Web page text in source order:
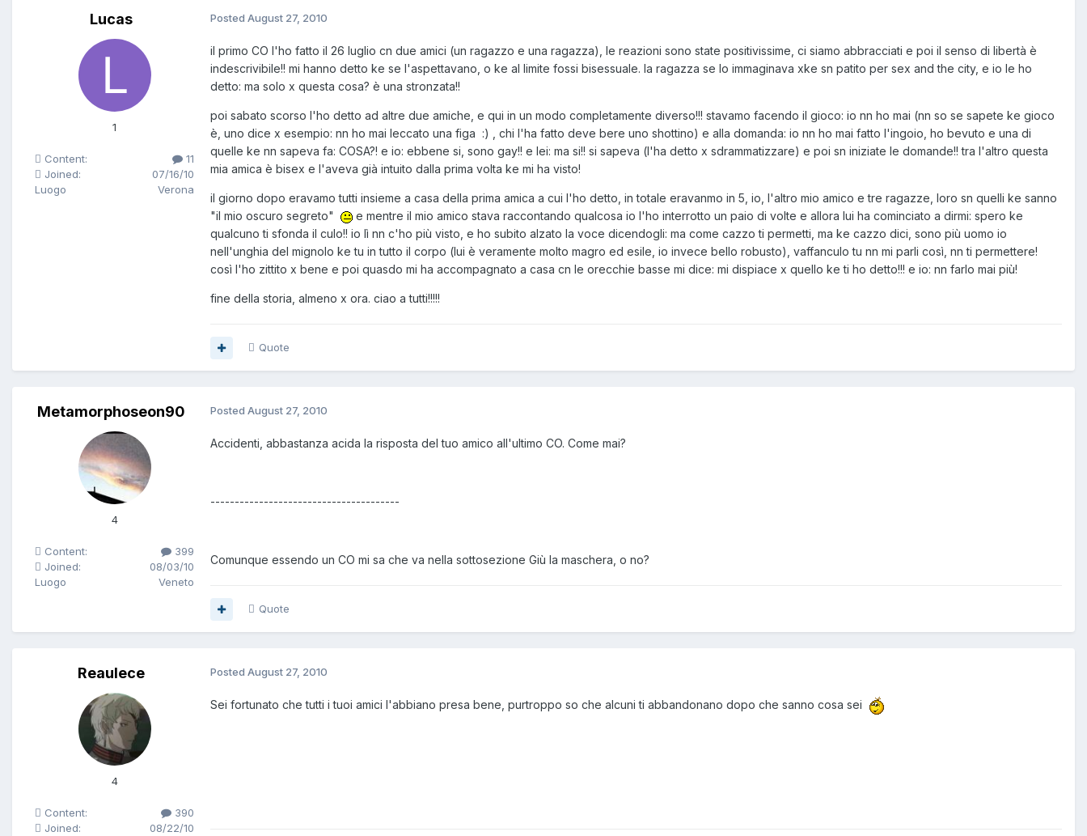
Lucas
1
Content:
11
Joined:
07/16/10
Luogo
Verona
Posted August 27, 2010
il primo CO l'ho fatto il 26 luglio cn due amici (un ragazzo e una ragazza), le reazioni sono state positivissime, ci siamo abbracciati e poi il senso di libertà è
indescrivibile!! mi hanno detto ke se l'aspettavano, o ke al limite fossi bisessuale. la ragazza se lo immaginava xke sn patito per sex and the city, e io le ho
detto: ma solo x questa cosa? è una stronzata!!
poi sabato scorso l'ho detto ad altre due amiche, e qui in un modo completamente diverso!!! stavamo facendo il gioco: io nn ho mai (nn so se sapete ke gioco
è, uno dice x esempio: nn ho mai leccato una figa :) , chi l'ha fatto deve bere uno shottino) e alla domanda: io nn ho mai fatto l'ingoio, ho bevuto e una di
quelle ke nn sapeva fa: COSA?! e io: ebbene si, sono gay!! e lei: ma si!! si sapeva (l'ha detto x sdrammatizzare) e poi sn iniziate le domande!! tra l'altro questa
mia amica è bisex e l'aveva già intuito dalla prima volta ke mi ha visto!
il giorno dopo eravamo tutti insieme a casa della prima amica a cui l'ho detto, in totale eravanmo in 5, io, l'altro mio amico e tre ragazze, loro sn quelli ke sanno
"il mio oscuro segreto"
e mentre il mio amico stava raccontando qualcosa io l'ho interrotto un paio di volte e allora lui ha cominciato a dirmi: spero ke
qualcuno ti sfonda il culo!! io lì nn c'ho più visto, e ho subito alzato la voce dicendogli: ma come cazzo ti permetti, ma ke cazzo dici, sono più uomo io
nell'unghia del mignolo ke tu in tutto il corpo (lui è veramente molto magro ed esile, io invece bello robusto), vaffanculo tu nn mi parli così, nn ti permettere!
così l'ho zittito x bene e poi quasdo mi ha accompagnato a casa cn le orecchie basse mi dice: mi dispiace x quello ke ti ho detto!!! e io: nn farlo mai più!
fine della storia, almeno x ora. ciao a tutti!!!!!
Quote
Metamorphoseon90
4
Content:
399
Joined:
08/03/10
Luogo
Veneto
Posted August 27, 2010
Accidenti, abbastanza acida la risposta del tuo amico all'ultimo CO. Come mai?
---------------------------------------
Comunque essendo un CO mi sa che va nella sottosezione Giù la maschera, o no?
Quote
Reaulece
4
Content:
390
Joined:
08/22/10
Posted August 27, 2010
Sei fortunato che tutti i tuoi amici l'abbiano presa bene, purtroppo so che alcuni ti abbandonano dopo che sanno cosa sei